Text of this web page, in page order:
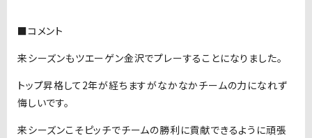
■コメント
来シーズンもツエーゲン金沢でプレーすることになりました。
トップ昇格して2年が経ちますがなかなかチームの力になれず
悔しいです。
来シーズンこそピッチでチームの勝利に貢献できるように頑張